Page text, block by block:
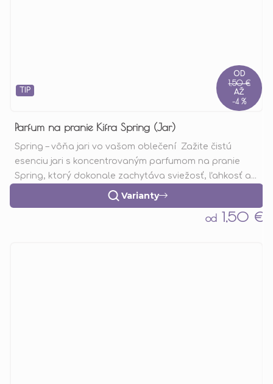
TIP
OD
1,50 €
AŽ
–4 %
Parfum na pranie Kifra Spring (Jar)
od 1,50 €
Varianty
Spring – vôňa jari vo vašom oblečení Zažite čistú
esenciu jari s koncentrovaným parfumom na pranie
Spring, ktorý dokonale zachytáva sviežosť, ľahkosť a...